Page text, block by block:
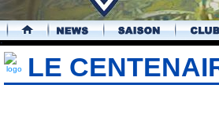
.
LE